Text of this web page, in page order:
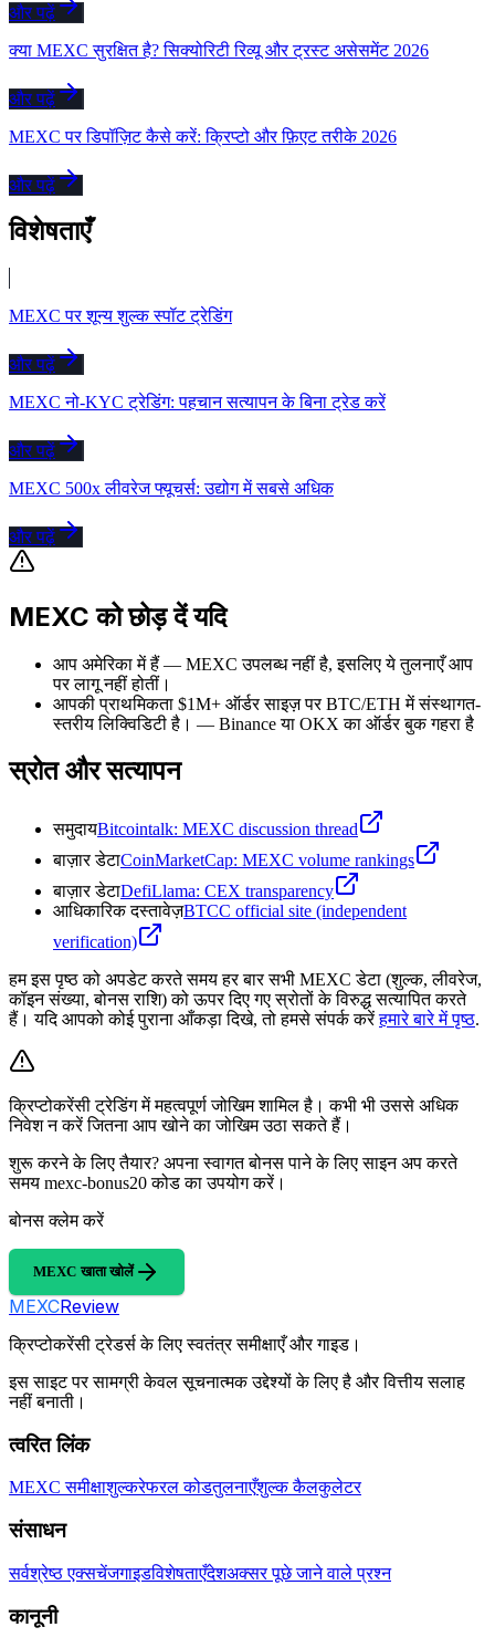
और पढ़ें
क्या MEXC सुरक्षित है? सिक्योरिटी रिव्यू और ट्रस्ट असेसमेंट 2026
और पढ़ें
MEXC पर डिपॉज़िट कैसे करें: क्रिप्टो और फ़िएट तरीके 2026
और पढ़ें
विशेषताएँ
MEXC पर शून्य शुल्क स्पॉट ट्रेडिंग
और पढ़ें
MEXC नो-KYC ट्रेडिंग: पहचान सत्यापन के बिना ट्रेड करें
और पढ़ें
MEXC 500x लीवरेज फ्यूचर्स: उद्योग में सबसे अधिक
और पढ़ें
MEXC को छोड़ दें यदि
आप अमेरिका में हैं — MEXC उपलब्ध नहीं है, इसलिए ये तुलनाएँ आप
पर लागू नहीं होतीं।
आपकी प्राथमिकता $1M+ ऑर्डर साइज़ पर BTC/ETH में संस्थागत-
स्तरीय लिक्विडिटी है। — Binance या OKX का ऑर्डर बुक गहरा है
स्रोत और सत्यापन
समुदायBitcointalk: MEXC discussion thread
बाज़ार डेटाCoinMarketCap: MEXC volume rankings
बाज़ार डेटाDefiLlama: CEX transparency
आधिकारिक दस्तावेज़BTCC official site (independent
verification)
हम इस पृष्ठ को अपडेट करते समय हर बार सभी MEXC डेटा (शुल्क, लीवरेज,
कॉइन संख्या, बोनस राशि) को ऊपर दिए गए स्रोतों के विरुद्ध सत्यापित करते
हैं। यदि आपको कोई पुराना आँकड़ा दिखे, तो हमसे संपर्क करें हमारे बारे में पृष्ठ.
क्रिप्टोकरेंसी ट्रेडिंग में महत्वपूर्ण जोखिम शामिल है। कभी भी उससे अधिक
निवेश न करें जितना आप खोने का जोखिम उठा सकते हैं।
शुरू करने के लिए तैयार? अपना स्वागत बोनस पाने के लिए साइन अप करते
समय mexc-bonus20 कोड का उपयोग करें।
बोनस क्लेम करें
MEXC खाता खोलें
MEXCReview
क्रिप्टोकरेंसी ट्रेडर्स के लिए स्वतंत्र समीक्षाएँ और गाइड।
इस साइट पर सामग्री केवल सूचनात्मक उद्देश्यों के लिए है और वित्तीय सलाह
नहीं बनाती।
त्वरित लिंक
MEXC समीक्षाशुल्करेफरल कोडतुलनाएँशुल्क कैलकुलेटर
संसाधन
सर्वश्रेष्ठ एक्सचेंजगाइडविशेषताएँदेशअक्सर पूछे जाने वाले प्रश्न
कानूनी